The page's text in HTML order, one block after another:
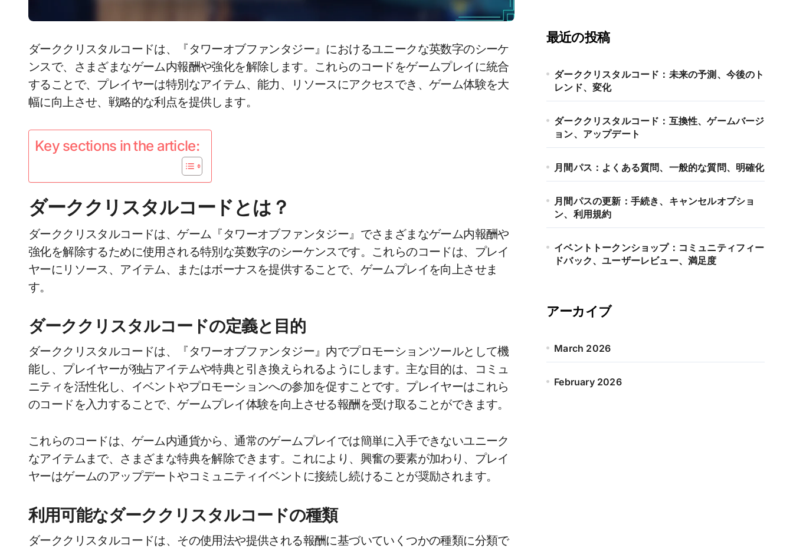
ダーククリスタルコードは、『タワーオブファンタジー』におけるユニークな英数字のシーケ
ンスで、さまざまなゲーム内報酬や強化を解除します。これらのコードをゲームプレイに統合
することで、プレイヤーは特別なアイテム、能力、リソースにアクセスでき、ゲーム体験を大
幅に向上させ、戦略的な利点を提供します。
Key sections in the article:
ダーククリスタルコードとは？
ダーククリスタルコードは、ゲーム『タワーオブファンタジー』でさまざまなゲーム内報酬や
強化を解除するために使用される特別な英数字のシーケンスです。これらのコードは、プレイ
ヤーにリソース、アイテム、またはボーナスを提供することで、ゲームプレイを向上させま
す。
ダーククリスタルコードの定義と目的
ダーククリスタルコードは、『タワーオブファンタジー』内でプロモーションツールとして機
能し、プレイヤーが独占アイテムや特典と引き換えられるようにします。主な目的は、コミュ
ニティを活性化し、イベントやプロモーションへの参加を促すことです。プレイヤーはこれら
のコードを入力することで、ゲームプレイ体験を向上させる報酬を受け取ることができます。
これらのコードは、ゲーム内通貨から、通常のゲームプレイでは簡単に入手できないユニーク
なアイテムまで、さまざまな特典を解除できます。これにより、興奮の要素が加わり、プレイ
ヤーはゲームのアップデートやコミュニティイベントに接続し続けることが奨励されます。
利用可能なダーククリスタルコードの種類
ダーククリスタルコードは、その使用法や提供される報酬に基づいていくつかの種類に分類で
最近の投稿
ダーククリスタルコード：未来の予測、今後のト
レンド、変化
ダーククリスタルコード：互換性、ゲームバージ
ョン、アップデート
月間パス：よくある質問、一般的な質問、明確化
月間パスの更新：手続き、キャンセルオプショ
ン、利用規約
イベントトークンショップ：コミュニティフィー
ドバック、ユーザーレビュー、満足度
アーカイブ
March 2026
February 2026